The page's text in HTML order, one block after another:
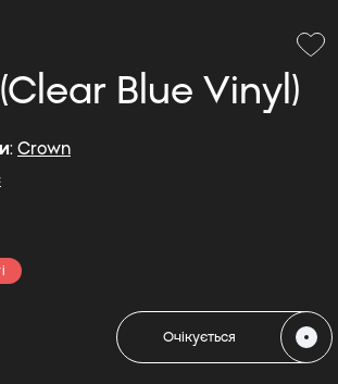
Blue Vinyl)
: Crown
Очікується